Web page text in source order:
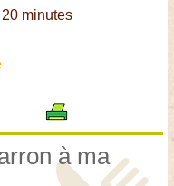
minutes
à ma